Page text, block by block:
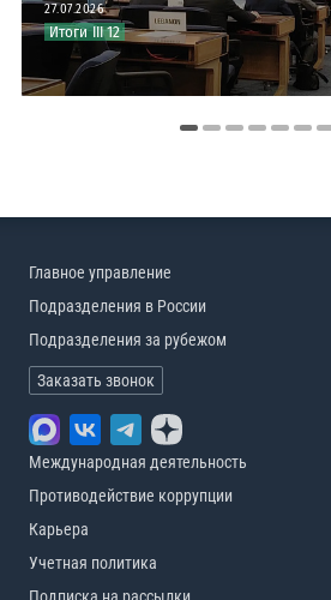
27.07.2026
Итоги III 12
Главное управление
Подразделения в России
Подразделения за рубежом
Заказать звонок
Международная деятельность
Противодействие коррупции
Карьера
Учетная политика